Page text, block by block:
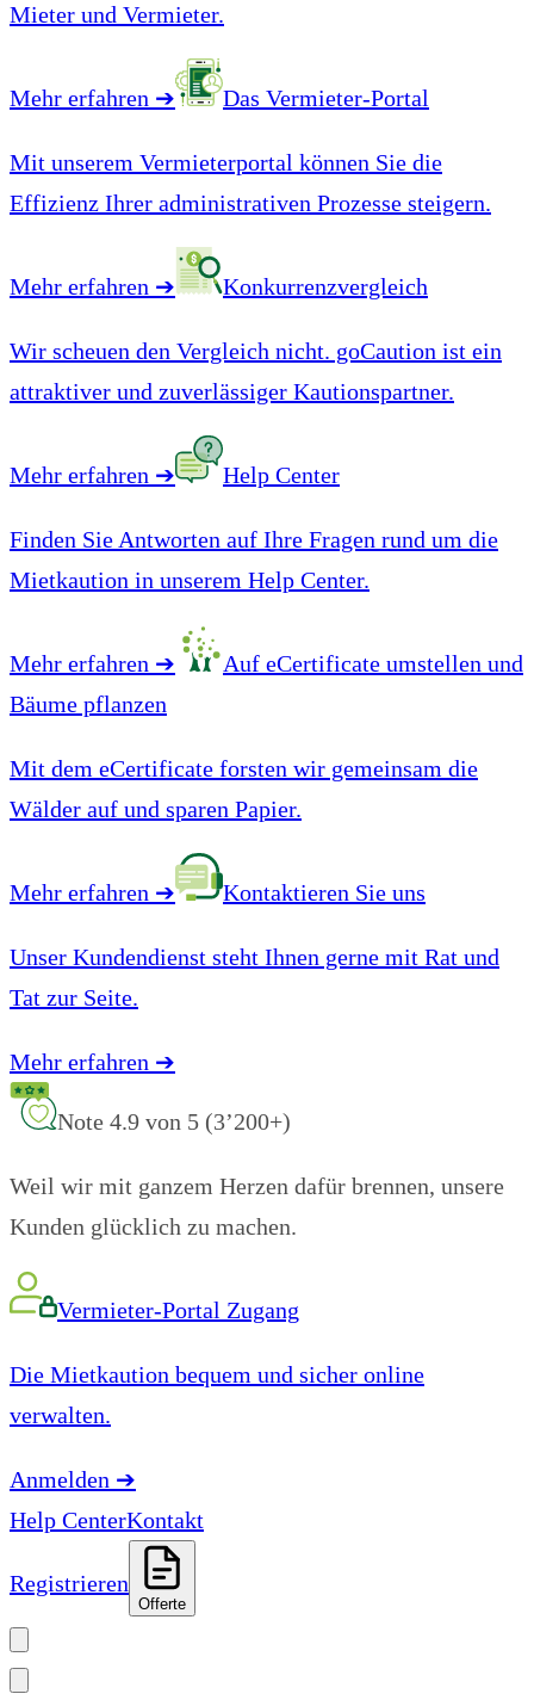
Mieter und Vermieter.
Mehr erfahren ➔ Das Vermieter-Portal
Mit unserem Vermieterportal können Sie die
Effizienz Ihrer administrativen Prozesse steigern.
Mehr erfahren ➔ Konkurrenzvergleich
Wir scheuen den Vergleich nicht. goCaution ist ein
attraktiver und zuverlässiger Kautionspartner.
Mehr erfahren ➔ Help Center
Finden Sie Antworten auf Ihre Fragen rund um die
Mietkaution in unserem Help Center.
Mehr erfahren ➔
Auf eCertificate umstellen und
Bäume pflanzen
Mit dem eCertificate forsten wir gemeinsam die
Wälder auf und sparen Papier.
Mehr erfahren ➔ Kontaktieren Sie uns
Unser Kundendienst steht Ihnen gerne mit Rat und
Tat zur Seite.
Mehr erfahren ➔
Note 4.9 von 5 (3’200+)
Weil wir mit ganzem Herzen dafür brennen, unsere
Kunden glücklich zu machen.
Vermieter-Portal Zugang
Die Mietkaution bequem und sicher online
verwalten.
Anmelden ➔
Help CenterKontakt
Registrieren
Offerte